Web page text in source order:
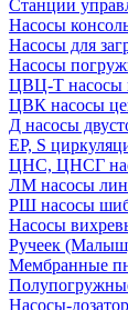
Станции
Насосы
Насосы для
Насосы
ЦВЦ-Т насосы
ЦВК насосы
Д насосы
EP, S
ЦНС, ЦНСГ
ЛМ насосы
РШ насосы
Насосы
Ручеек
Мембранные
Насосы-